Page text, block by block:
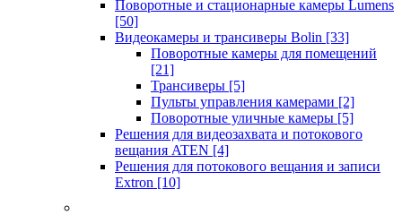
Поворотные и стационарные камеры Lumens
[50]
Видеокамеры и трансиверы Bolin [33]
Поворотные камеры для помещений
[21]
Трансиверы [5]
Пульты управления камерами [2]
Поворотные уличные камеры [5]
Решения для видеозахвата и потокового
вещания ATEN [4]
Решения для потокового вещания и записи
Extron [10]